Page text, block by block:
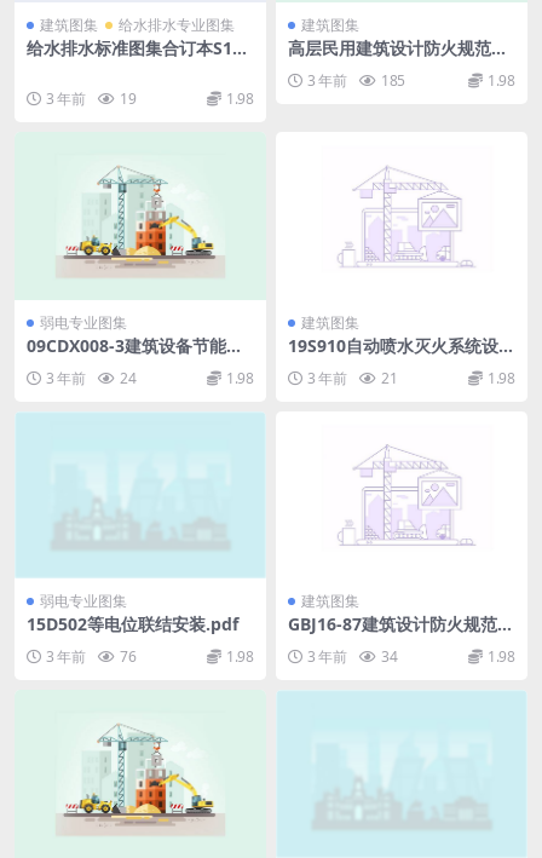
建筑图集 给水排水专业图集
给水排水标准图集合订本S1
3 年前 19 1.98
建筑图集
高层民用建筑设计防火规范图
3 年前 185 1.98
弱电专业图集
09CDX008-3建筑设备节能控
3 年前 24 1.98
建筑图集
19S910自动喷水灭火系统设
3 年前 21 1.98
弱电专业图集
15D502等电位联结安装.pdf
3 年前 76 1.98
建筑图集
GBJ16-87建筑设计防火规范.P
3 年前 34 1.98